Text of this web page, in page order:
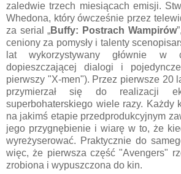
zaledwie trzech miesiącach emisji.
Whedona, który ówcześnie przez
za serial „Buffy: Postrach Wampirów
ceniony za pomysły i talenty
lat wykorzystywany głównie w
dopieszczającej dialogi i
pierwszy "X-men"). Przez pierwsze 20
przymierzał się do realizacji
superbohaterskiego wiele razy. Każdy
na jakimś etapie przedprodukcyjnym
jego przygnębienie i wiarę w to, że
wyreżyserować. Praktycznie do
więc, że pierwsza część "Avengers"
zrobiona i wypuszczona do kin.